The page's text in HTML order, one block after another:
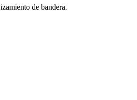
izamiento de bandera.